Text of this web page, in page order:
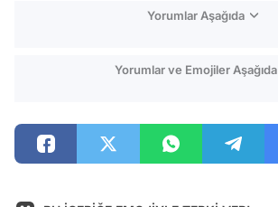
Yorumlar Aşağıda
Yorumlar ve Emojiler Aşağıda